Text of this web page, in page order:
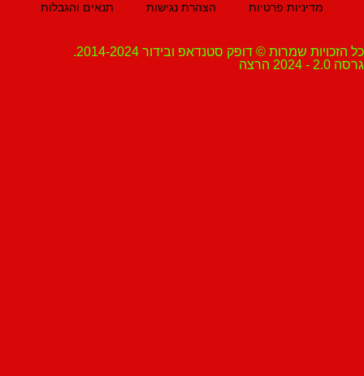
מדיניות פרטיות הצהרת נגישות תנאים והגבלות
שמרות © דופק סטנדאפ ובידור 2014-2024.